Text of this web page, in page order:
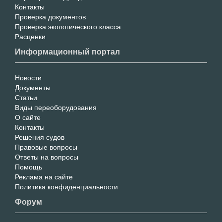
Контакты
Проверка документов
Проверка экологического класса
Расценки
Информационный портал
Инфо
Портал
Новости
Документы
Статьи
Виды переоборудования
О сайте
Контакты
Решения судов
Правовые вопросы
Ответы на вопросы
Помощь
Реклама на сайте
Политика конфиденциальности
Форум